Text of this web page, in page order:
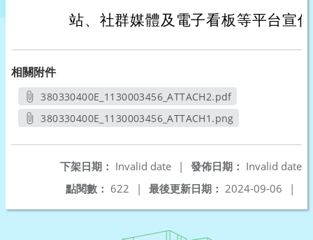
站、社群媒體及電子看板等平台宣
相關附件
380330400E_1130003456_ATTACH2.pdf
另開新視窗
380330400E_1130003456_ATTACH1.png
發佈日期： Invalid date
下架日期： Invalid date
|
最後更新日期： 2024-09-06 |
點閱數： 622 |